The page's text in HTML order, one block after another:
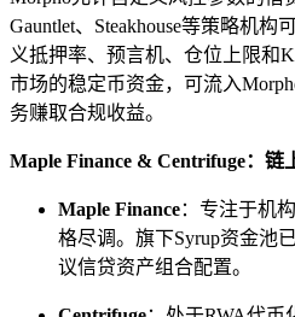
Gauntlet、Steakhouse等策略机构
义抵押率、预言机、仓位上限和
市场的稳定币资金，可流入
务赚取合规收益。
Maple Finance & Centrifuge：链
Maple Finance：专注于机
格尽调。旗下Syrup资金池
议信贷资产组合配置。